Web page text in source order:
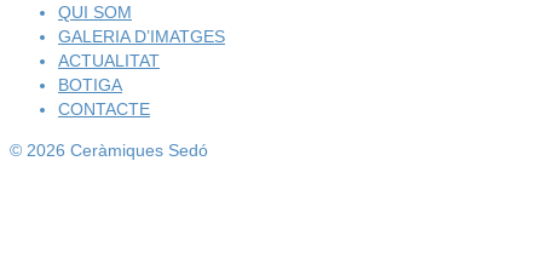
QUI SOM
GALERIA D’IMATGES
ACTUALITAT
BOTIGA
CONTACTE
© 2026 Ceràmiques Sedó